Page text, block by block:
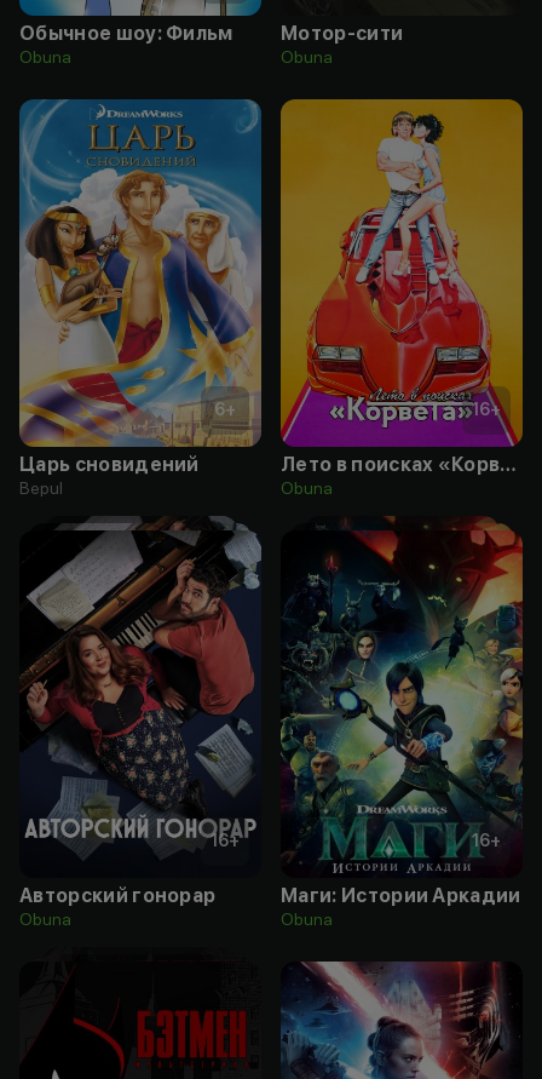
Обычное шоу: Фильм
Obuna
Мотор-сити
Obuna
6+
Царь сновидений
Bepul
16+
Лето в поисках «Корвета»
Obuna
16+
Авторский гонорар
Obuna
16+
Маги: Истории Аркадии
Obuna